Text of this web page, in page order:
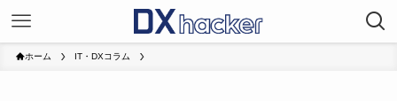
ホーム IT・DXコラム